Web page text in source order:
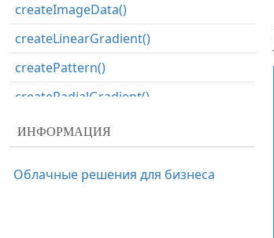
createImageData()
createLinearGradient()
createPattern()
createRadialGradient()
data
fill()
ИНФОРМАЦИЯ
Облачные решения для бизнеса